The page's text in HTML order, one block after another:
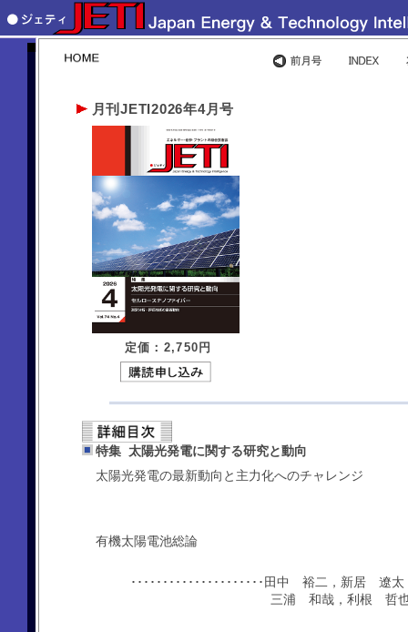
月刊JETI2026年4月号
定価：2,750 円
特集 太陽光発電に関する研究と動向
太陽光発電の最新動向と主力化へのチャレンジ
有機太陽電池総論
･････････････････････田中 裕二，新居
三浦 和哉，利根 哲